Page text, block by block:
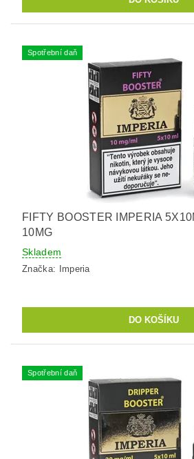
Spotřební daň
FIFTY BOOSTER IMPERIA
10MG
Skladem
Značka: Imperia
Spotřební daň